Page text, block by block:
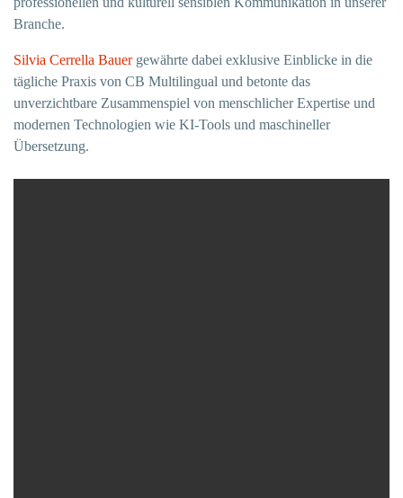
Branche.
Silvia Cerrella Bauergewährte dabei exklusive Einblicke in die
tägliche Praxis von CB Multilingual und betonte das
unverzichtbare Zusammenspiel von menschlicher Expertise und
modernen Technologien wie KI-Tools und maschineller
Übersetzung.